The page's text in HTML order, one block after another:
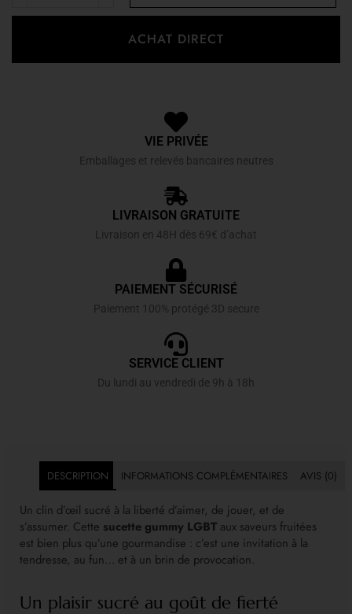
ACHAT DIRECT
VIE PRIVÉE
Emballages et relevés bancaires neutres
LIVRAISON GRATUITE
Livraison en 48H dès 69€ d’achat
PAIEMENT SÉCURISÉ
Paiement 100% protégé 3D secure
SERVICE CLIENT
Du lundi au vendredi de 9h à 18h
DESCRIPTION INFORMATIONS COMPLÉMENTAIRES AVIS (0)
Un clin d’œil sucré à la liberté d’aimer, de jouer, et de
s’assumer. Cette sucette gummy LGBT aux saveurs fruitées
est bien plus qu’une gourmandise : c’est une invitation à la
tendresse, au fun… et à un brin de provocation.
Un plaisir sucré au goût de fierté